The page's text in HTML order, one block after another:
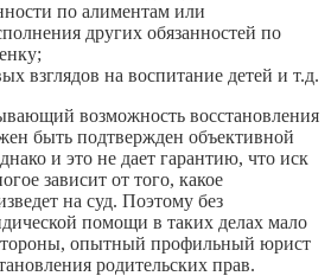
по алиментам или
других обязанностей по
взглядов на воспитание детей и т.д.
возможность восстановления
быть подтвержден объективной
и это не дает гарантию, что иск
зависит от того, какое
на суд. Поэтому без
помощи в таких делах мало
опытный профильный юрист
родительских прав.